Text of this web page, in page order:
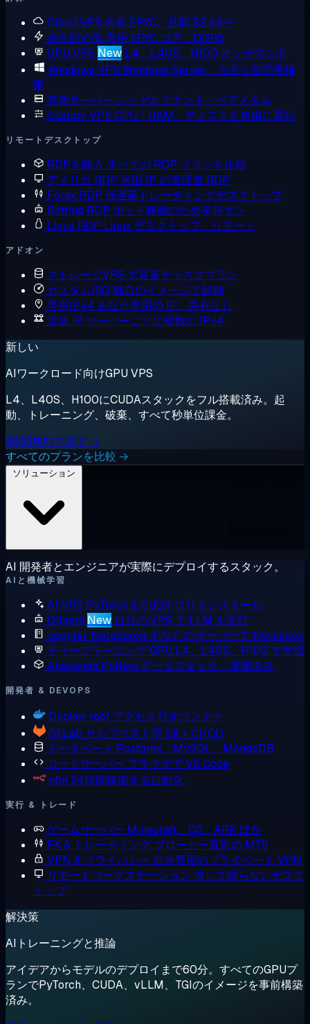
Cloud VPS 共有 EPYC、月額 $2.48〜
高性能VPS 専用 EPYC コア、DDR5
GPU VPS New L4、L40S、H100 オンデマンド
Windows VPS Windows Server、完全な管理者権
限
専用サーバー シングルテナント・ベアメタル
Custom VPS CPU・RAM・ディスクを自由に選択
リモートデスクトップ
RDPを購入 すべての RDP プランを比較
アメリカ RDP 米国 IP の管理者 RDP
Forex RDP 低遅延トレーディングデスクトップ
Botting RDP ボット稼働のため常時オン
Linux RDP Linux デスクトップ、リモート
アドオン
ストレージVPS 大容量ディスクプラン
カスタムISO 独自のイメージで起動
専用IPv4 あなた専用の IP、共有なし
追加 IP サーバーごとに複数の IPv4
新しい
AIワークロード向けGPU VPS
L4、L40S、H100にCUDAスタックをフル搭載済み。起
動、トレーニング、破棄、すべて秒単位課金。
1時間無料で試す →
すべてのプランを比較 →
AI 開発者とエンジニアが実際にデプロイするスタック。
AIと機械学習
AI VPS PyTorch & CUDA プリインストール
Ollama New 自分の VPS で LLM を実行
Jupyter Notebooks あなたのサーバーで Notebook
ディープラーニング GPU L4、L40S、H100 で学習
Anaconda Python データスタック、準備済み
開発者 & DEVOPS
Docker root アクセス付きコンテナ
GitLab セルフホスト型 Git + CI/CD
データベース Postgres、MySQL、MongoDB
コードサーバー ブラウザで VS Code
n8n 24時間稼働する自動化
実行 & トレード
ゲームサーバー Minecraft、CS、ARK ほか
FX & トレーディング ブローカー直近の MT5
VPN & プライバシー 自分専用のプライベート VPN
リモートワークステーション 決して眠らないデスク
トップ
解決策
AIトレーニングと推論
アイデアからモデルのデプロイまで60分。すべてのGPUプ
ランでPyTorch、CUDA、vLLM、TGIのイメージを事前構築
済み。